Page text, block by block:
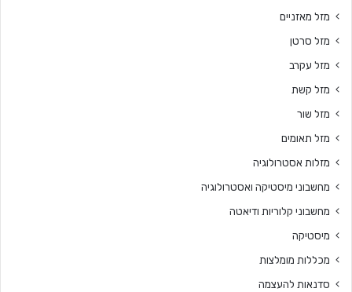
מזל מאזניים
מזל סרטן
מזל עקרב
מזל קשת
מזל שור
מזל תאומים
מזלות אסטרולוגיה
מחשבוני מיסטיקה ואסטרולוגיה
מחשבוני קלוריות ודיאטה
מיסטיקה
מכללות מומלצות
סדנאות להעצמה